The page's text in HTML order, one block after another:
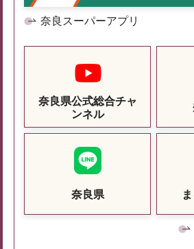
奈良スーパーアプリ
奈良県公式総合チャ
ンネル
奈良県